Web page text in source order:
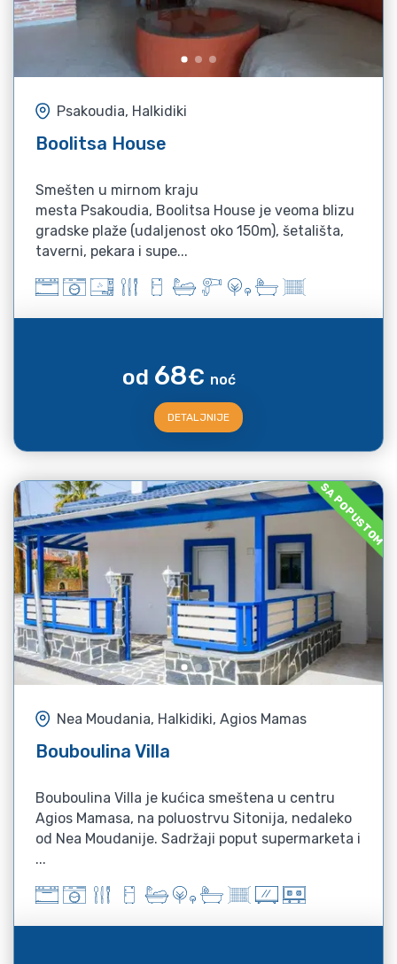
Psakoudia, Halkidiki
Boolitsa House
Smešten u mirnom kraju
mesta Psakoudia, Boolitsa House je veoma blizu
gradske plaže (udaljenost oko 150m), šetališta,
taverni, pekara i supe...
od 68€ noć
DETALJNIJE
SA POPUSTOM
Nea Moudania, Halkidiki, Agios Mamas
Bouboulina Villa
Bouboulina Villa je kućica smeštena u centru
Agios Mamasa, na poluostrvu Sitonija, nedaleko
od Nea Moudanije. Sadržaji poput supermarketa i
...